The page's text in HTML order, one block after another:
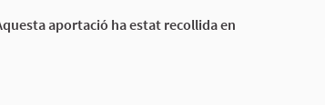
aportació ha estat recollida en